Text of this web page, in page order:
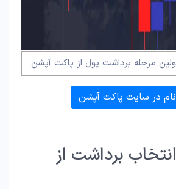
مرحله برداشت پول از پاکت آپشن
در سایت پاکت آپشن
2#: انتخاب برداشت از